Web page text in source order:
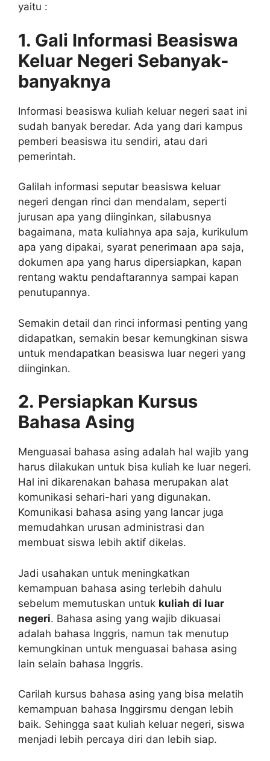
yaitu :
1. Gali Informasi Beasiswa
Keluar Negeri Sebanyak-
banyaknya
Informasi beasiswa kuliah keluar negeri saat ini
sudah banyak beredar. Ada yang dari kampus
pemberi beasiswa itu sendiri, atau dari
pemerintah.
Galilah informasi seputar beasiswa keluar
negeri dengan rinci dan mendalam, seperti
jurusan apa yang diinginkan, silabusnya
bagaimana, mata kuliahnya apa saja, kurikulum
apa yang dipakai, syarat penerimaan apa saja,
dokumen apa yang harus dipersiapkan, kapan
rentang waktu pendaftarannya sampai kapan
penutupannya.
Semakin detail dan rinci informasi penting yang
didapatkan, semakin besar kemungkinan siswa
untuk mendapatkan beasiswa luar negeri yang
diinginkan.
2. Persiapkan Kursus
Bahasa Asing
Menguasai bahasa asing adalah hal wajib yang
harus dilakukan untuk bisa kuliah ke luar negeri.
Hal ini dikarenakan bahasa merupakan alat
komunikasi sehari-hari yang digunakan.
Komunikasi bahasa asing yang lancar juga
memudahkan urusan administrasi dan
membuat siswa lebih aktif dikelas.
Jadi usahakan untuk meningkatkan
kemampuan bahasa asing terlebih dahulu
sebelum memutuskan untuk kuliah di luar
negeri. Bahasa asing yang wajib dikuasai
adalah bahasa Inggris, namun tak menutup
kemungkinan untuk menguasai bahasa asing
lain selain bahasa Inggris.
Carilah kursus bahasa asing yang bisa melatih
kemampuan bahasa Inggirsmu dengan lebih
baik. Sehingga saat kuliah keluar negeri, siswa
menjadi lebih percaya diri dan lebih siap.